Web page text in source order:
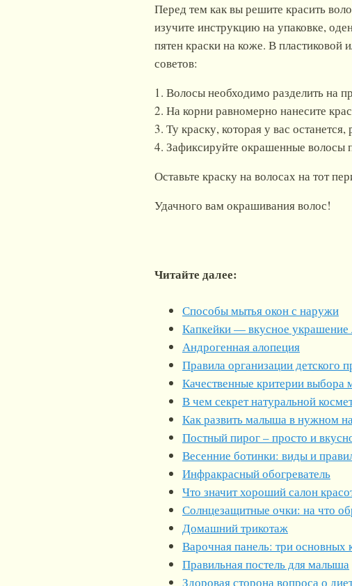
Перед тем как вы решите красить
изучите инструкцию на упаковке,
пятен краски на коже. В
советов:
1. Волосы необходимо разделить на
2. На корни равномерно нанесите
3. Ту краску, которая у вас
4. Зафиксируйте окрашенные волосы
Оставьте краску на волосах на тот
Удачного вам окрашивания волос!
Читайте далее:
Способы мытья окон с наружи
Капкейки — вкусное украшение
Андрогенная алопеция
Правила организации детского
Качественные критерии выбора
В чем секрет натуральной
Как развить малыша в нужном
Постный пирог – просто и
Весенние ботинки: виды и
Инфракрасный обогреватель
Что значит хороший салон
Солнцезащитные очки: на что
Домашний трикотаж
Варочная панель: три основных
Правильная постель для малыша
Здоровая сторона вопроса о